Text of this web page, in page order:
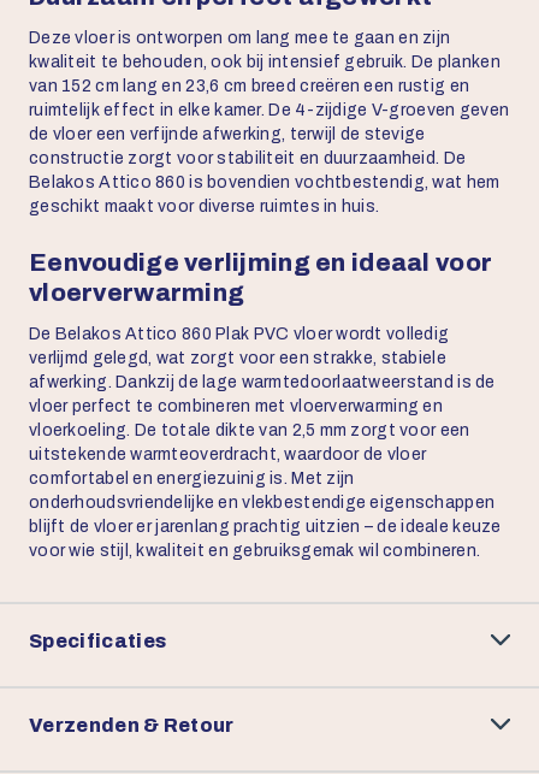
Deze vloer is ontworpen om lang mee te gaan en zijn
kwaliteit te behouden, ook bij intensief gebruik. De planken
van 152 cm lang en 23,6 cm breed creëren een rustig en
ruimtelijk effect in elke kamer. De 4-zijdige V-groeven geven
de vloer een verfijnde afwerking, terwijl de stevige
constructie zorgt voor stabiliteit en duurzaamheid. De
Belakos Attico 860 is bovendien vochtbestendig, wat hem
geschikt maakt voor diverse ruimtes in huis.
Eenvoudige verlijming en ideaal voor
vloerverwarming
De Belakos Attico 860 Plak PVC vloer wordt volledig
verlijmd gelegd, wat zorgt voor een strakke, stabiele
afwerking. Dankzij de lage warmtedoorlaatweerstand is de
vloer perfect te combineren met vloerverwarming en
vloerkoeling. De totale dikte van 2,5 mm zorgt voor een
uitstekende warmteoverdracht, waardoor de vloer
comfortabel en energiezuinig is. Met zijn
onderhoudsvriendelijke en vlekbestendige eigenschappen
blijft de vloer er jarenlang prachtig uitzien – de ideale keuze
voor wie stijl, kwaliteit en gebruiksgemak wil combineren.
Specificaties
Verzenden & Retour